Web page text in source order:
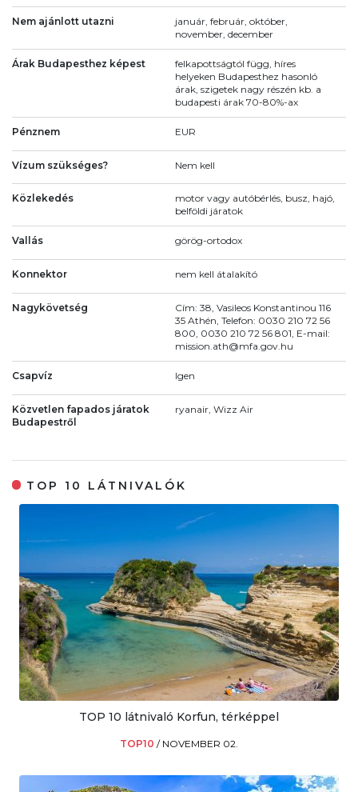
Nem ajánlott utazni
január, február, október,
november, december
Árak Budapesthez képest
felkapottságtól függ, híres
helyeken Budapesthez hasonló
árak, szigetek nagy részén kb. a
budapesti árak 70-80%-ax
Pénznem EUR
Vízum szükséges? Nem kell
Közlekedés
motor vagy autóbérlés, busz, hajó,
belföldi járatok
Vallás görög-ortodox
Konnektor nem kell átalakító
Nagykövetség
Cím: 38, Vasileos Konstantinou 116
35 Athén, Telefon: 0030 210 72 56
800, 0030 210 72 56 801, E-mail:
mission.ath@mfa.gov.hu
Csapvíz Igen
Közvetlen fapados járatok
Budapestről
ryanair, Wizz Air
TOP 10 LÁTNIVALÓK
TOP 10 látnivaló Korfun, térképpel
TOP10 / NOVEMBER 02.